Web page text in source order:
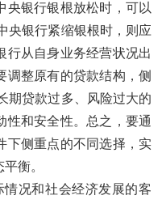
央银行银根放松时，可以
央银行紧缩银根时，则应
行从自身业务经营状况出
调整原有的贷款结构，侧
期贷款过多、风险过大的
性和安全性。总之，要通
下侧重点的不同选择，实
衡。
况和社会经济发展的客